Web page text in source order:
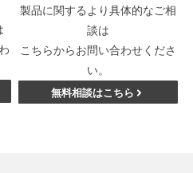
製品に関するより具体的なご相
談は
こちらからお問い合わせくださ
い。
無料相談はこちら